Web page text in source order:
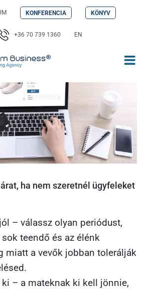
KONFERENCIA KÖNYV
+36 70 739 1360 EN
ha nem szeretnél ügyfeleket
– válassz olyan periódust,
teendő és az élénk
miatt a vevők jobban tolerálják
– a mateknak ki kell jönnie,